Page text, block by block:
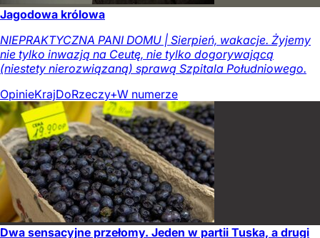
Jagodowa królowa
NIEPRAKTYCZNA PANI DOMU | Sierpień, wakacje. Żyjemy
nie tylko inwazją na Ceutę, nie tylko dogorywającą
(niestety nierozwiązaną) sprawą Szpitala Południowego.
OpinieKrajDoRzeczy+W numerze
Dwa sensacyjne przełomy. Jeden w partii Tuska, a drugi